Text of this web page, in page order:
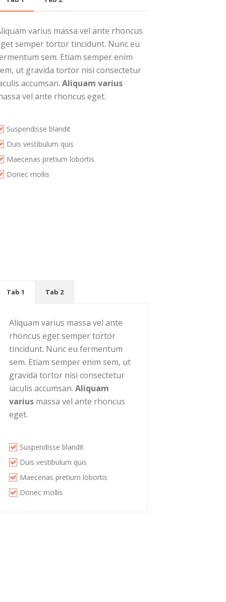
varius massa vel ante rhoncus
semper tortor tincidunt. Nunc eu
sem. Etiam semper enim
ut gravida tortor nisi consectetur
accumsan.Aliquam varius
vel ante rhoncus eget.
Suspendisse blandit
Duis vestibulum quis
Maecenas pretium lobortis
Donec mollis
Tab 1 Tab 2
Aliquam varius massa vel ante
rhoncus eget semper tortor
tincidunt. Nunc eu fermentum
sem. Etiam semper enim sem, ut
gravida tortor nisi consectetur
iaculis accumsan.Aliquam
varius massa vel ante rhoncus
eget.
Suspendisse blandit
Duis vestibulum quis
Maecenas pretium lobortis
Donec mollis